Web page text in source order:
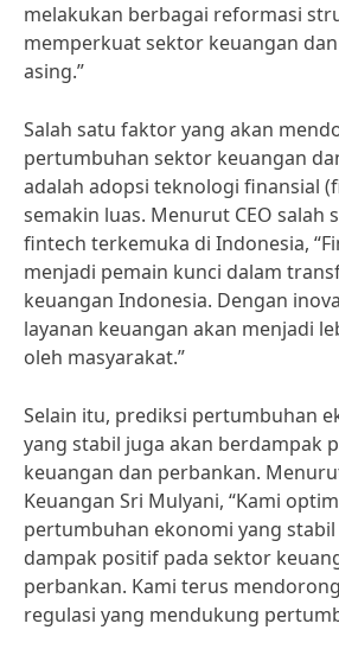
melakukan berbagai reformasi
memperkuat sektor keuangan
asing.”
Salah satu faktor yang akan
pertumbuhan sektor keuangan
adalah adopsi teknologi finansial
semakin luas. Menurut CEO salah
fintech terkemuka di Indonesia,
menjadi pemain kunci dalam
keuangan Indonesia. Dengan
layanan keuangan akan menjadi
oleh masyarakat.”
Selain itu, prediksi pertumbuhan
yang stabil juga akan berdampak
keuangan dan perbankan.
Keuangan Sri Mulyani, “Kami
pertumbuhan ekonomi yang
dampak positif pada sektor
perbankan. Kami terus
regulasi yang mendukung